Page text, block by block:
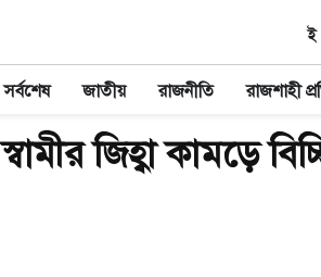
ই
সর্বশেষ জাতীয় রাজনীতি রাজশাহী
স্বামীর জিহ্বা কামড়ে